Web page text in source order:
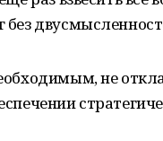
без
не